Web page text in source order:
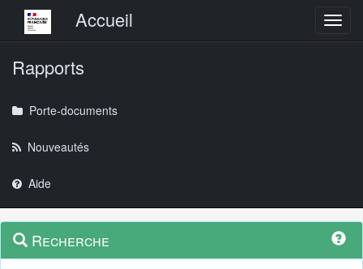
Menu principalAccueil
Rapports
Porte-documents
Nouveautés
Aide
Navigation
outils
Menu
contextuel
Recherche